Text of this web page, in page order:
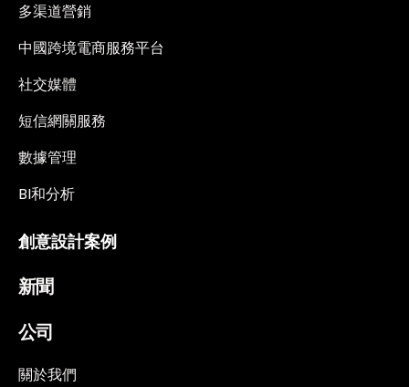
多渠道營銷
中國跨境電商服務平台
社交媒體
短信網關服務
數據管理
BI和分析
創意設計案例
新聞
公司
關於我們